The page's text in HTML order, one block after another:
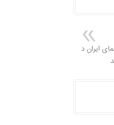
ایران در